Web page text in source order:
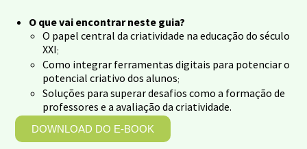
O que vai encontrar neste guia?
O papel central da criatividade na educação do século
XXI;
Como integrar ferramentas digitais para potenciar o
potencial criativo dos alunos;
Soluções para superar desafios como a formação de
professores e a avaliação da criatividade.
DOWNLOAD DO E-BOOK